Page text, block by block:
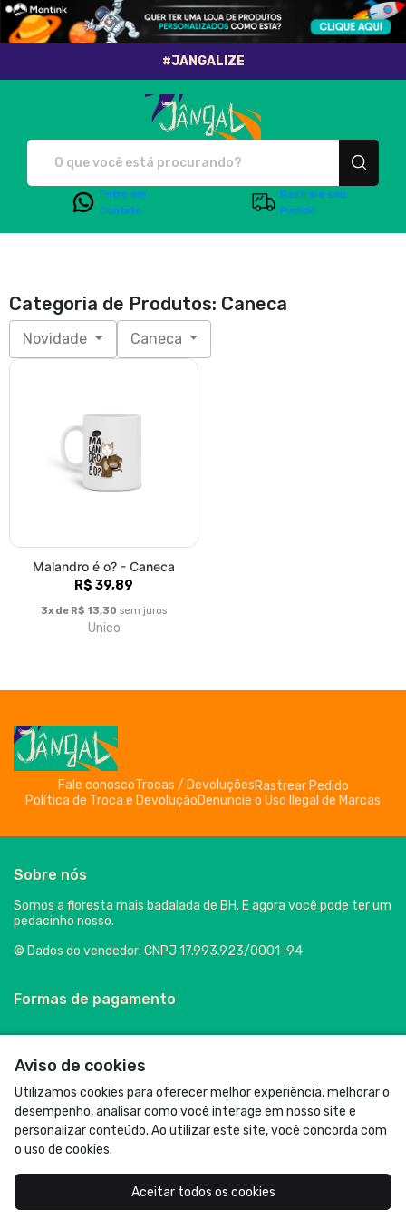
#JANGALIZE
Entre em
Contato
Rastreie seu
Pedido
Categoria de Produtos: Caneca
Novidade Caneca
Malandro é o? - Caneca
R$ 39,89
3x de R$ 13,30 sem juros
Unico
Aviso de cookies
Utilizamos cookies para oferecer melhor experiência, melhorar o
desempenho, analisar como você interage em nosso site e
personalizar conteúdo. Ao utilizar este site, você concorda com
o uso de cookies.
Aceitar todos os cookies
Fale conoscoTrocas / DevoluçõesRastrear Pedido
Política de Troca e DevoluçãoDenuncie o Uso Ilegal de Marcas
Sobre nós
Somos a floresta mais badalada de BH. E agora você pode ter um
pedacinho nosso.
© Dados do vendedor: CNPJ 17.993.923/0001-94
Formas de pagamento
Acompanhe-nos: